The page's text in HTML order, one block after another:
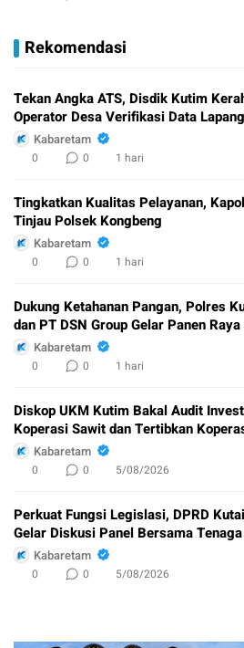
Rekomendasi
Tekan Angka ATS, Disdik Kutim
Operator Desa Verifikasi Data
Kabaretam
0 0 1 hari
Tingkatkan Kualitas Pelayanan,
Tinjau Polsek Kongbeng
Kabaretam
0 0 1 hari
Dukung Ketahanan Pangan, Polres
dan PT DSN Group Gelar Panen
Kabaretam
0 0 1 hari
Diskop UKM Kutim Bakal Audit
Koperasi Sawit dan Tertibkan
Kabaretam
0 0 5/08/2026
Perkuat Fungsi Legislasi, DPRD
Gelar Diskusi Panel Bersama
Kabaretam
0 0 5/08/2026